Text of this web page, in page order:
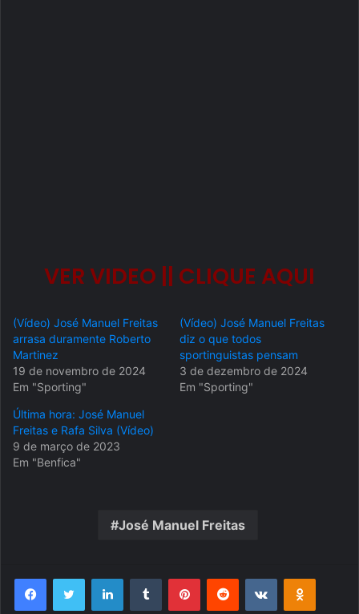
VER VIDEO || CLIQUE AQUI
(Vídeo) José Manuel Freitas
arrasa duramente Roberto
Martinez
19 de novembro de 2024
Em "Sporting"
(Vídeo) José Manuel Freitas
diz o que todos
sportinguistas pensam
3 de dezembro de 2024
Em "Sporting"
Última hora: José Manuel
Freitas e Rafa Silva (Vídeo)
9 de março de 2023
Em "Benfica"
José Manuel Freitas
FacebookTwitter LinkedinTumblr PinterestReddit VK OK